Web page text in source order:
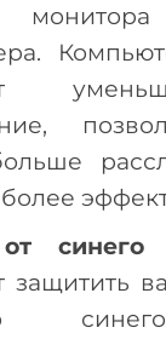
более
синего
защитить